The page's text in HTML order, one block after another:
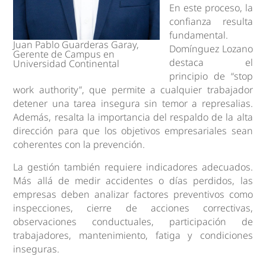
Juan Pablo Guarderas Garay,
Gerente de Campus en
Universidad Continental
En este proceso, la
confianza resulta
fundamental.
Domínguez Lozano
destaca el
principio de “stop
work authority”, que permite a cualquier trabajador
detener una tarea insegura sin temor a represalias.
Además, resalta la importancia del respaldo de la alta
dirección para que los objetivos empresariales sean
coherentes con la prevención.
La gestión también requiere indicadores adecuados.
Más allá de medir accidentes o días perdidos, las
empresas deben analizar factores preventivos como
inspecciones, cierre de acciones correctivas,
observaciones conductuales, participación de
trabajadores, mantenimiento, fatiga y condiciones
inseguras.